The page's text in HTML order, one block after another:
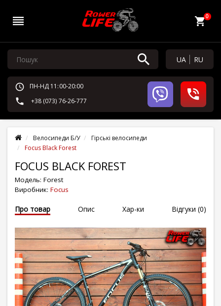
0
UA RU
ПН-НД 11:00-20:00
+38 (073) 76-26-777
Велосипеди Б/У
Гірські велосипеди
Focus Black Forest
FOCUS BLACK FOREST
Модель: Forest
Виробник: Focus
Про товар Опис Хар-ки Відгуки (0)